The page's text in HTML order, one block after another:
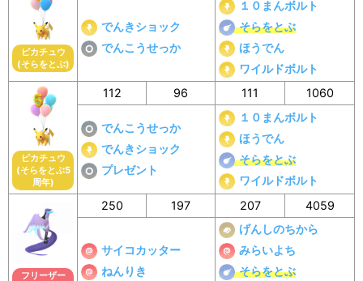
ピカチュウ
(そらをとぶ)
でんきショック
でんこうせっか
１０まんボルト
そらをとぶ
ほうでん
ワイルドボルト
ピカチュウ
(そらをとぶ5
周年)
112 96 111 1060
でんこうせっか
でんきショック
プレゼント
１０まんボルト
ほうでん
そらをとぶ
ワイルドボルト
フリーザー
250 197 207 4059
サイコカッター
ねんりき
げんしのちから
みらいよち
そらをとぶ